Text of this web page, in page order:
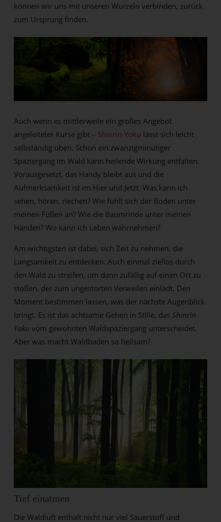
können wir uns mit unseren Wurzeln verbinden, zurück
zum Ursprung finden.
Auch wenn es mittlerweile ein großes Angebot
angeleiteter Kurse gibt – Shinrin-Yoku lässt sich leicht
selbständig üben. Schon ein zwanzigminütiger
Spaziergang im Wald kann heilende Wirkung entfalten.
Vorausgesetzt, das Handy bleibt aus und die
Aufmerksamkeit ist im Hier und Jetzt. Was kann ich
sehen, hören, riechen? Wie fühlt sich der Boden unter
meinen Füßen an? Wie die Baumrinde unter meinen
Händen? Wo kann ich Leben wahrnehmen?
Am wichtigsten ist dabei, sich Zeit zu nehmen, die
Langsamkeit zu entdecken. Auch einmal ziellos durch
den Wald zu streifen, um dann zufällig auf einen Ort zu
stoßen, der zum ungestörten Verweilen einlädt. Den
Moment bestimmen lassen, was der nächste Augenblick
bringt. Es ist das achtsame Gehen in Stille, das Shinrin
Yoku vom gewohnten Waldspaziergang unterscheidet.
Aber was macht Waldbaden so heilsam?
Tief einatmen
Die Waldluft enthält nicht nur viel Sauerstoff und